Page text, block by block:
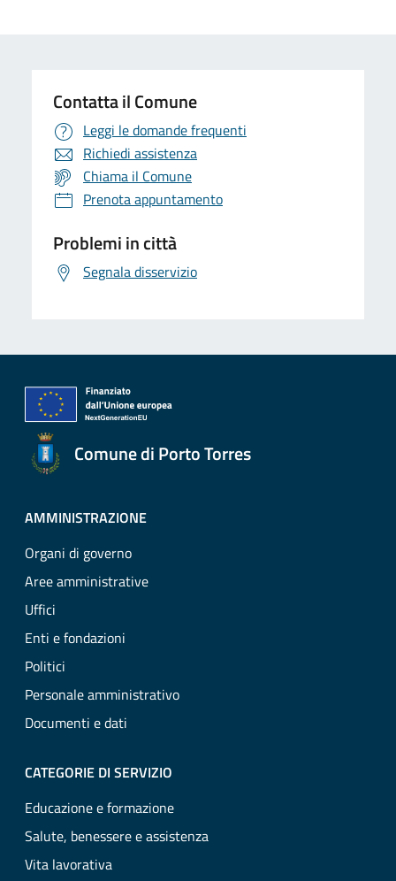
Contatta il Comune
Leggi le domande frequenti
Richiedi assistenza
Chiama il Comune
Prenota appuntamento
Problemi in città
Segnala disservizio
Comune di Porto Torres
AMMINISTRAZIONE
Organi di governo
Aree amministrative
Uffici
Enti e fondazioni
Politici
Personale amministrativo
Documenti e dati
CATEGORIE DI SERVIZIO
Educazione e formazione
Salute, benessere e assistenza
Vita lavorativa